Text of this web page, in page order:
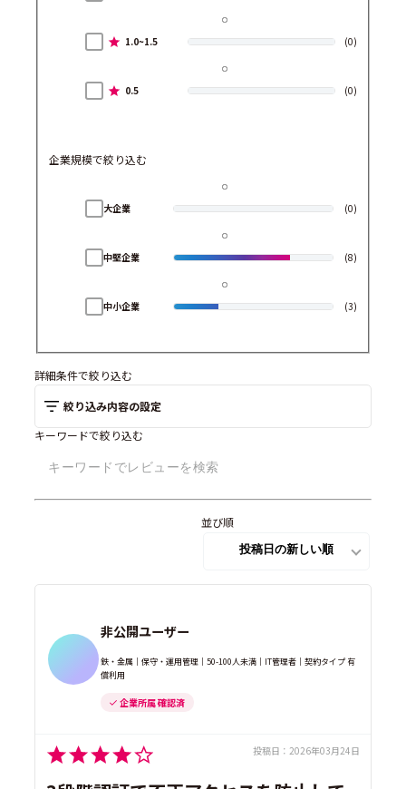
1.0~1.5 (0)
0.5 (0)
企業規模で絞り込む
大企業 (0)
中堅企業 (8)
中小企業 (3)
詳細条件で絞り込む
絞り込み内容の設定
キーワードで絞り込む
並び順
非公開ユーザー
鉄・金属｜保守・運用管理｜50-100人未満｜IT管理者｜契約タイプ 有
償利用
企業所属 確認済
投稿日： 2026年03月24日